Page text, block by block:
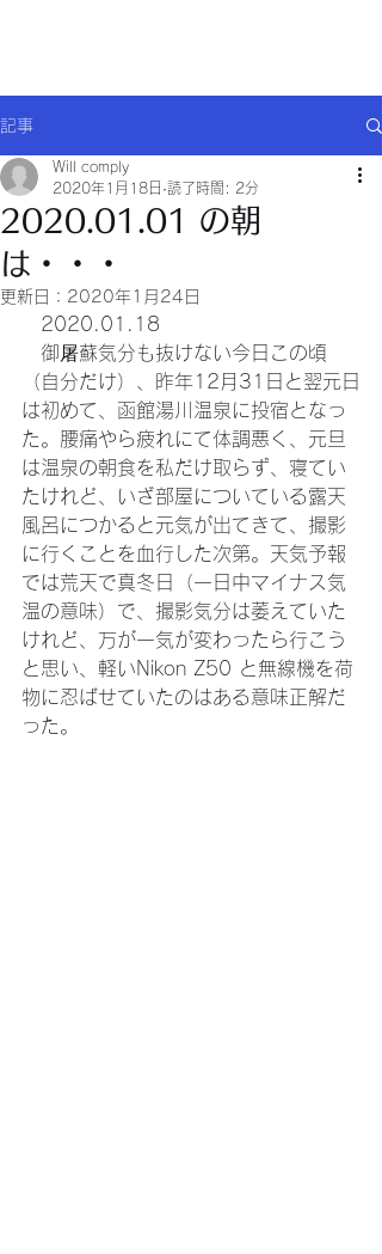
記事
2020.01.01 の朝
は・・・
Will comply
2020年1月18日 読了時間: 2分
更新日： 2020年1月24日
2020.01.18
御屠蘇気分も抜けない今日この頃
（自分だけ）、昨年12月31日と翌元日
は初めて、函館湯川温泉に投宿となっ
た。腰痛やら疲れにて体調悪く、元旦
は温泉の朝食を私だけ取らず、寝てい
たけれど、いざ部屋についている露天
風呂につかると元気が出てきて、撮影
に行くことを血行した次第。天気予報
では荒天で真冬日（一日中マイナス気
温の意味）で、撮影気分は萎えていた
けれど、万が一気が変わったら行こう
と思い、軽いNikon Z50 と無線機を荷
物に忍ばせていたのはある意味正解だ
った。